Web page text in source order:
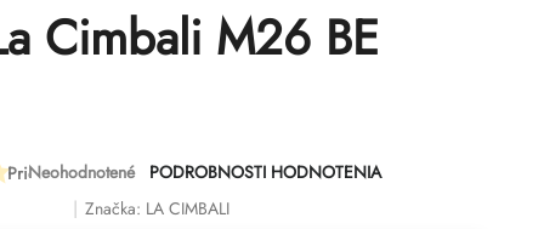
Cimbali M26 BE
Priemerné
hodnotenie
Neohodnotené
PODROBNOSTI HODNOTENIA
Značka: LA CIMBALI